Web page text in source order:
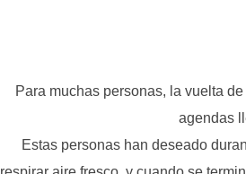
Para muchas personas, la vuelta
agendas
Estas personas han deseado